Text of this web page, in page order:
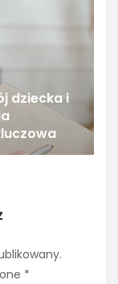
dziecka i
*